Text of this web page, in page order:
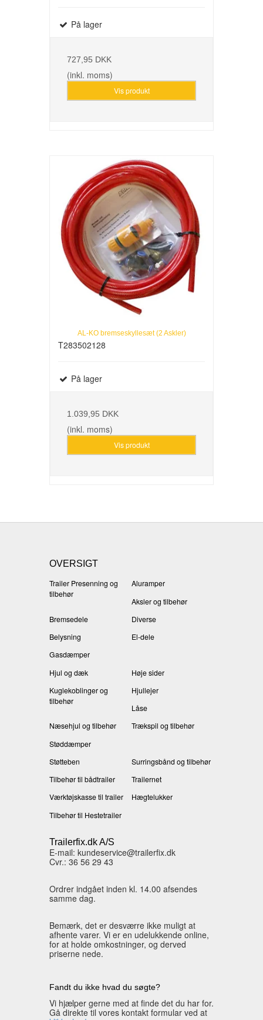
På lager
727,95 DKK
(inkl. moms)
Vis produkt
AL-KO bremseskyllesæt (2 Askler)
T283502128
På lager
1.039,95 DKK
(inkl. moms)
Vis produkt
OVERSIGT
Trailer Presenning og
tilbehør
Aluramper
Aksler og tilbehør
Bremsedele
Diverse
Belysning
El-dele
Gasdæmper
Hjul og dæk
Høje sider
Kuglekoblinger og
tilbehør
Hjullejer
Låse
Næsehjul og tilbehør
Trækspil og tilbehør
Støddæmper
Støtteben
Surringsbånd og tilbehør
Tilbehør til bådtrailer
Trailernet
Værktøjskasse til trailer
Hægtelukker
Tilbehør til Hestetrailer
Trailerfix.dk A/S
E-mail: kundeservice@trailerfix.dk
Cvr.: 36 56 29 43
Ordrer indgået inden kl. 14.00 afsendes
samme dag.
Bemærk, det er desværre ikke muligt at
afhente varer. Vi er en udelukkende online,
for at holde omkostninger, og derved
priserne nede.
Fandt du ikke hvad du søgte?
Vi hjælper gerne med at finde det du har for.
Gå direkte til vores kontakt formular ved at